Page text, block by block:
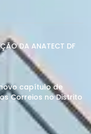
DA ANATECT DF
capítulo de
Correios no Distrito